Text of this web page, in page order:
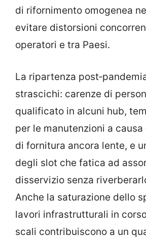
di rifornimento omogenea
evitare distorsioni
operatori e tra Paesi.
La ripartenza
strascichi: carenze di
qualificato in alcuni hub,
per le manutenzioni a
di fornitura ancora lente, e
degli slot che fatica ad
disservizio senza
Anche la saturazione dello
lavori infrastrutturali in
scali contribuiscono a un